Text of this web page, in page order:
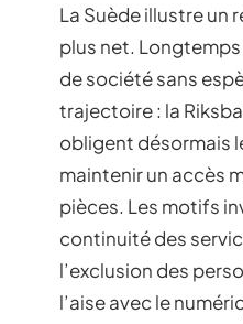
La Suède illustre un
plus net.
de société sans
trajectoire : la
obligent désormais
maintenir un accès
pièces. Les motifs
continuité des
l’exclusion des
l’aise avec le